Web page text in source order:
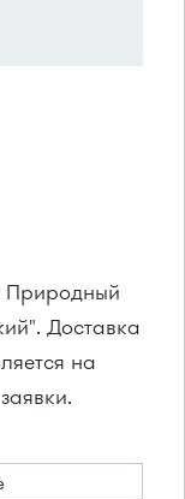
Природный
Доставка
на